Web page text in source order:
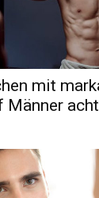
mit
Männer